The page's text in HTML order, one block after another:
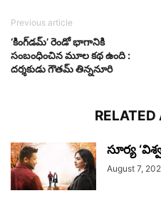
Previous article
‘కింగ్‌డమ్’ రెండో భాగానికి
సంబంధించిన మూల కథ ఉంది :
దర్శకుడు గౌతమ్ తిన్ననూరి
RELATED
సూర్య
August 7,